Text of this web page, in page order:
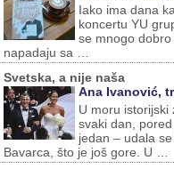
Iako ima dana
koncertu YU
se mnogo
napadaju sa …
Svetska, a nije naša
Ana Ivanović,
U moru istorijski
svaki dan,
jedan – udala
Bavarca, što je još gore. U …